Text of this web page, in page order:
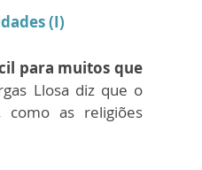
(I)
para muitos que
Llosa diz que o
como as religiões